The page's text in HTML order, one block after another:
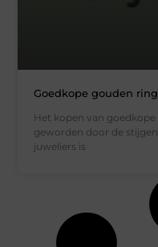
Goedkope gouden
Het kopen van
geworden door de
juweliers is